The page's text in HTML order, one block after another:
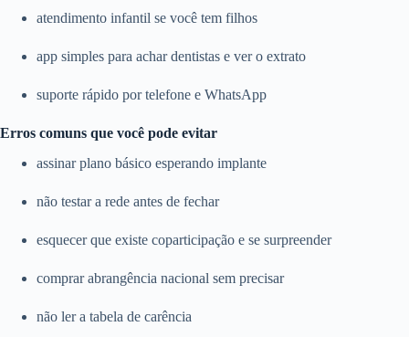
atendimento infantil se você tem filhos
app simples para achar dentistas e ver o extrato
suporte rápido por telefone e WhatsApp
Erros comuns que você pode evitar
assinar plano básico esperando implante
não testar a rede antes de fechar
esquecer que existe coparticipação e se surpreender
comprar abrangência nacional sem precisar
não ler a tabela de carência